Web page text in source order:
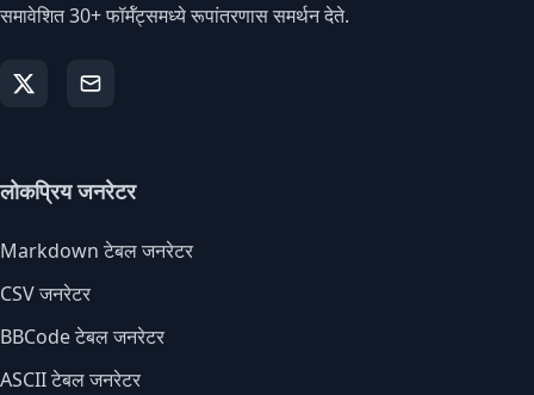
समावेशित 30+ फॉर्मॅट्समध्ये रूपांतरणास समर्थन देते.
लोकप्रिय जनरेटर
Markdown टेबल जनरेटर
CSV जनरेटर
BBCode टेबल जनरेटर
ASCII टेबल जनरेटर